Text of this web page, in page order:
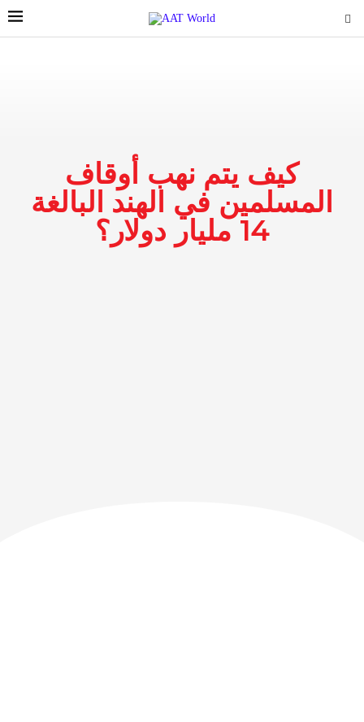
كيف يتم نهب أوقاف
المسلمين في الهند البالغة
14 مليار دولار؟